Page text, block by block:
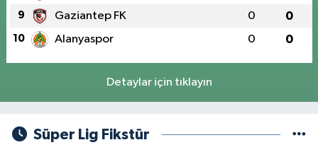
9 Gaziantep FK 0 0
10 Alanyaspor 0 0
Detaylar için tıklayın
Süper Lig Fikstür